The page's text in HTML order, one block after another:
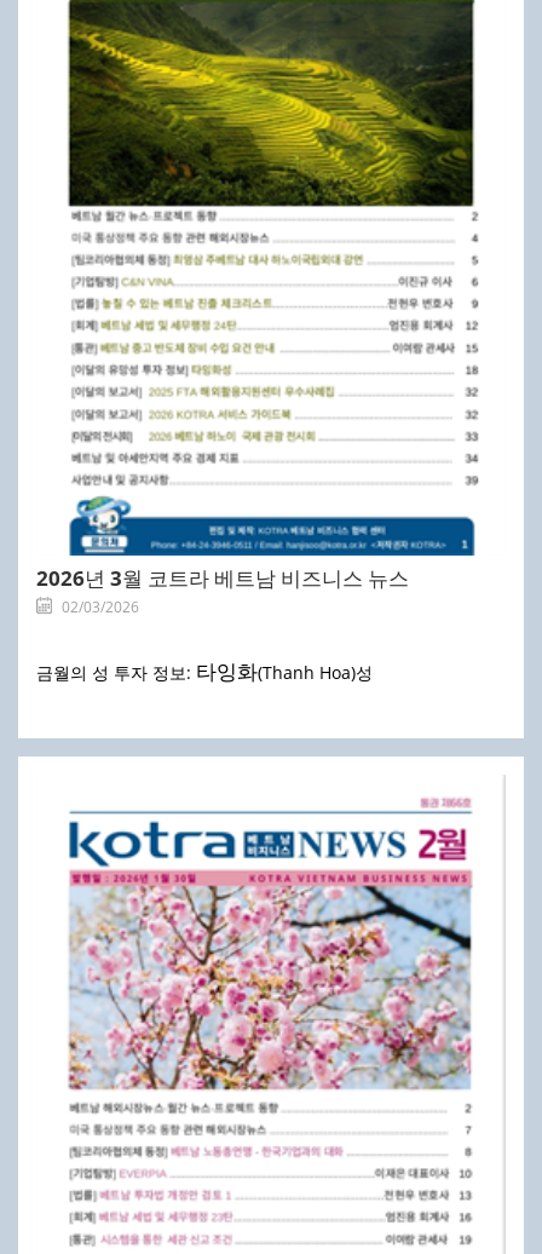
2026년 3월 코트라 베트남 비즈니스 뉴스
02/03/2026
금월의 성 투자 정보: 타잉화(Thanh Hoa)성